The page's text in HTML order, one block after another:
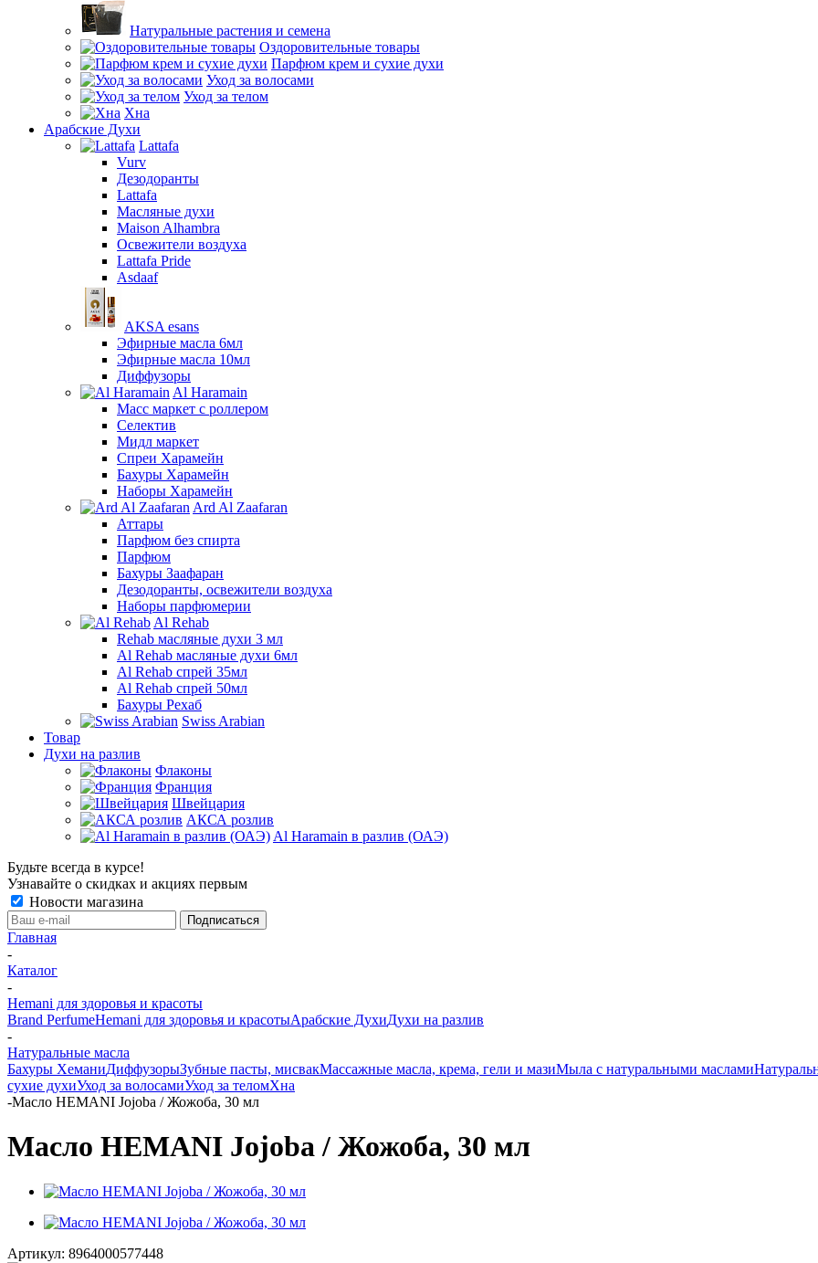
Натуральные растения и семена
Оздоровительные товары
Парфюм крем и сухие духи
Уход за волосами
Уход за телом
Хна
Арабские Духи
Lattafa
Vurv
Дезодоранты
Lattafa
Масляные духи
Maison Alhambra
Освежители воздуха
Lattafa Pride
Asdaaf
AKSA esans
Эфирные масла 6мл
Эфирные масла 10мл
Диффузоры
Al Haramain
Масс маркет с роллером
Селектив
Мидл маркет
Спреи Харамейн
Бахуры Харамейн
Наборы Харамейн
Ard Al Zaafaran
Аттары
Парфюм без спирта
Парфюм
Бахуры Заафаран
Дезодоранты, освежители воздуха
Наборы парфюмерии
Al Rehab
Rehab масляные духи 3 мл
Al Rehab масляные духи 6мл
Al Rehab спрей 35мл
Al Rehab спрей 50мл
Бахуры Рехаб
Swiss Arabian
Товар
Духи на разлив
Флаконы
Франция
Швейцария
АКСА розлив
Al Haramain в разлив (ОАЭ)
Будьте всегда в курсе!
Узнавайте о скидках и акциях первым
Новости магазина
Главная
-
Каталог
-
Hemani для здоровья и красоты
Brand PerfumeHemani для здоровья и красотыАрабские ДухиДухи на разлив
-
Натуральные масла
Бахуры ХеманиДиффузорыЗубные пасты, мисвакМассажные масла, крема, гели и мазиМыла с натуральными маслами
сухие духиУход за волосамиУход за теломХна
-Масло HEMANI Jojoba / Жожоба, 30 мл
Масло HEMANI Jojoba / Жожоба, 30 мл
Артикул: 8964000577448